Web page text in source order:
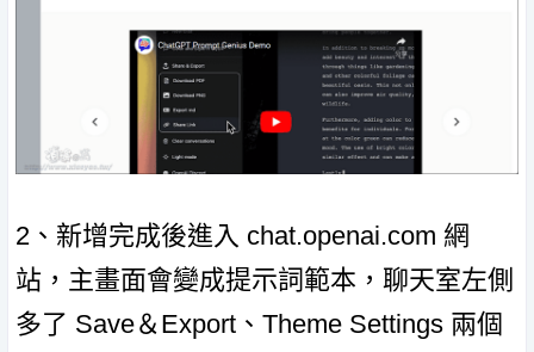
2、新增完成後進入 chat.openai.com 網
站，主畫面會變成提示詞範本，聊天室左側
多了 Save＆Export、Theme Settings 兩個